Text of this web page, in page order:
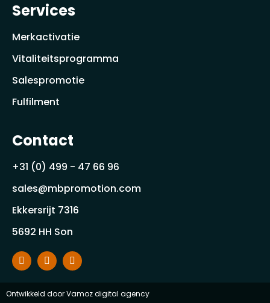
Services
Merkactivatie
Vitaliteitsprogramma
Salespromotie
Fulfilment
Contact
+31 (0) 499 - 47 66 96
sales@mbpromotion.com
Ekkersrijt 7316
5692 HH Son
Ontwikkeld doorVamoz digital agency